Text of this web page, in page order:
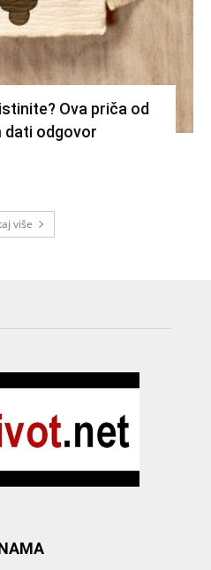
Ova priča od
dati odgovor
više